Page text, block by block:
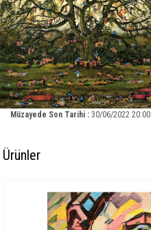
Müzayede Son Tarihi : 30/06/2022 20:00
Ürünler